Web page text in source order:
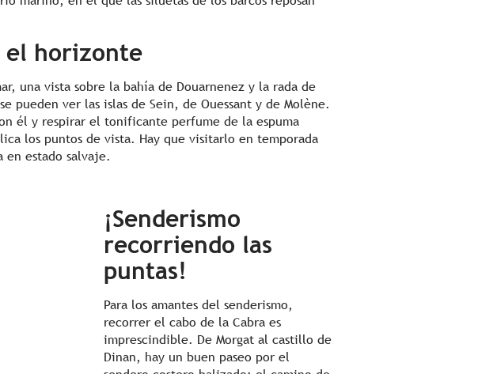
el horizonte
una vista sobre la bahía de Douarnenez y la rada de
pueden ver las islas de Sein, de Ouessant y de Molène.
él y respirar el tonificante perfume de la espuma
los puntos de vista. Hay que visitarlo en temporada
en estado salvaje.
¡Senderismo
recorriendo las
puntas!
Para los amantes del senderismo,
recorrer el cabo de la Cabra es
imprescindible. De Morgat al castillo de
Dinan, hay un buen paseo por el